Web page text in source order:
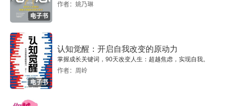
英联邦体制，师资和教材和澳大利亚、新加坡、香
活和学费都相对低廉，未来进退都会很自如（如欧
美深造也被承认学历，在东南亚就业中企也有庞大
的需求）。
电子书
作者：姚乃琳
电子书
认知觉醒：开启自我改变的原动力
掌握成长关键词，90天改变人生：超越焦虑，实现自我。
作者：周岭